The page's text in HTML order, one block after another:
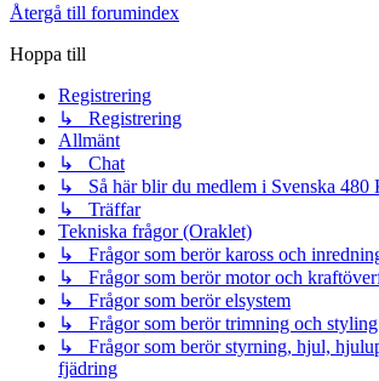
Återgå till forumindex
Hoppa till
Registrering
↳ Registrering
Allmänt
↳ Chat
↳ Så här blir du medlem i Svenska 480
↳ Träffar
Tekniska frågor (Oraklet)
↳ Frågor som berör kaross och
↳ Frågor som berör motor och
↳ Frågor som berör elsystem
↳ Frågor som berör trimning och styling
↳ Frågor som berör styrning, hjul,
fjädring